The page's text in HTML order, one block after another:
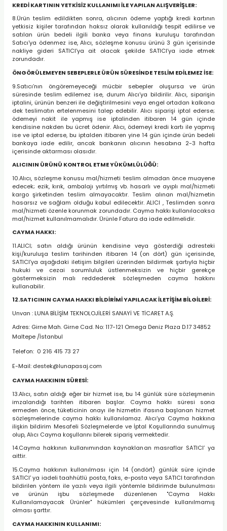
KREDİ KARTININ YETKİSİZ KULLANIMI İLE YAPILAN ALIŞVERİŞLER:
8.Ürün teslim edildikten sonra, alıcının ödeme yaptığı kredi kartının
yetkisiz kişiler tarafından haksız olarak kullanıldığı tespit edilirse ve
satılan ürün bedeli ilgili banka veya finans kuruluşu tarafından
Satıcı'ya ödenmez ise, Alıcı, sözleşme konusu ürünü 3 gün içerisinde
nakliye gideri SATICI’ya ait olacak şekilde SATICI’ya iade etmek
zorundadır.
ÖNGÖRÜLEMEYEN SEBEPLERLE ÜRÜN SÜRESİNDE TESLİM EDİLEMEZ İSE:
9.Satıcı’nın öngöremeyeceği mücbir sebepler oluşursa ve ürün
süresinde teslim edilemez ise, durum Alıcı’ya bildirilir. Alıcı, siparişin
iptalini, ürünün benzeri ile değiştirilmesini veya engel ortadan kalkana
dek teslimatın ertelenmesini talep edebilir. Alıcı siparişi iptal ederse;
ödemeyi nakit ile yapmış ise iptalinden itibaren 14 gün içinde
kendisine nakden bu ücret ödenir. Alıcı, ödemeyi kredi kartı ile yapmış
ise ve iptal ederse, bu iptalden itibaren yine 14 gün içinde ürün bedeli
bankaya iade edilir, ancak bankanın alıcının hesabına 2-3 hafta
içerisinde aktarması olasıdır.
ALICININ ÜRÜNÜ KONTROL ETME YÜKÜMLÜLÜĞÜ:
10.Alıcı, sözleşme konusu mal/hizmeti teslim almadan önce muayene
edecek; ezik, kırık, ambalajı yırtılmış vb. hasarlı ve ayıplı mal/hizmeti
kargo şirketinden teslim almayacaktır. Teslim alınan mal/hizmetin
hasarsız ve sağlam olduğu kabul edilecektir. ALICI , Teslimden sonra
mal/hizmeti özenle korunmak zorundadır. Cayma hakkı kullanılacaksa
mal/hizmet kullanılmamalıdır. Ürünle Fatura da iade edilmelidir.
CAYMA HAKKI:
11.ALICI; satın aldığı ürünün kendisine veya gösterdiği adresteki
kişi/kuruluşa teslim tarihinden itibaren 14 (on dört) gün içerisinde,
SATICI’ya aşağıdaki iletişim bilgileri üzerinden bildirmek şartıyla hiçbir
hukuki ve cezai sorumluluk üstlenmeksizin ve hiçbir gerekçe
göstermeksizin malı reddederek sözleşmeden cayma hakkını
kullanabilir.
12.SATICININ CAYMA HAKKI BİLDİRİMİ YAPILACAK İLETİŞİM BİLGİLERİ:
Unvan : LUNA BİLİŞİM TEKNOLOJİLERİ SANAYİ VE TİCARET A.Ş.
Adres: Girne Mah. Girne Cad. No: 117-121 Omega Deniz Plaza D.17 34852
Maltepe /İstanbul
Telefon: 0 216 415 73 27
E-Mail: destek@lunapasaj.com
CAYMA HAKKININ SÜRESİ:
13.Alıcı, satın aldığı eğer bir hizmet ise, bu 14 günlük süre sözleşmenin
imzalandığı tarihten itibaren başlar. Cayma hakkı süresi sona
ermeden önce, tüketicinin onayı ile hizmetin ifasına başlanan hizmet
sözleşmelerinde cayma hakkı kullanılamaz. Alıcı’ya Cayma hakkına
ilişkin bildirim Mesafeli Sözleşmelerde ve İptal Koşullarında sunulmuş
olup, Alıcı Cayma koşullarını bilerek sipariş vermektedir.
14.Cayma hakkının kullanımından kaynaklanan masraflar SATICI’ ya
aittir.
15.Cayma hakkının kullanılması için 14 (ondört) günlük süre içinde
SATICI' ya iadeli taahhütlü posta, faks, e-posta veya SATICI tarafından
bildirilen yöntem ile yazılı veya ilgili yöntemle bildirimde bulunulması
ve ürünün işbu sözleşmede düzenlenen "Cayma Hakkı
Kullanılamayacak Ürünler" hükümleri çerçevesinde kullanılmamış
olması şarttır.
CAYMA HAKKININ KULLANIMI: